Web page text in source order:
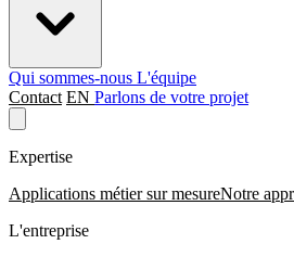
Qui sommes-nous L'équipe
Contact EN Parlons de votre projet
Expertise
Applications métier sur mesureNotre
L'entreprise